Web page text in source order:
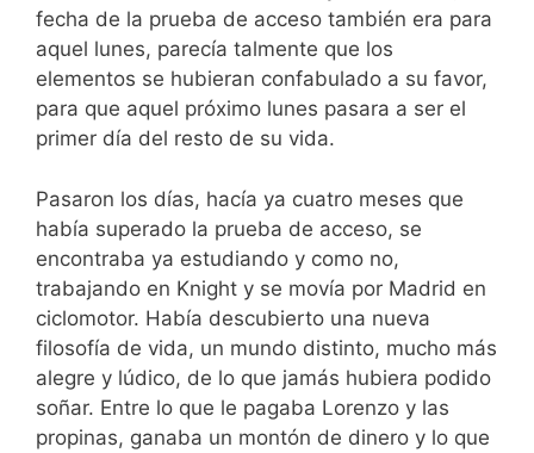
fecha de la prueba de acceso también era para
aquel lunes, parecía talmente que los
elementos se hubieran confabulado a su favor,
para que aquel próximo lunes pasara a ser el
primer día del resto de su vida.
Pasaron los días, hacía ya cuatro meses que
había superado la prueba de acceso, se
encontraba ya estudiando y como no,
trabajando en Knight y se movía por Madrid en
ciclomotor. Había descubierto una nueva
filosofía de vida, un mundo distinto, mucho más
alegre y lúdico, de lo que jamás hubiera podido
soñar. Entre lo que le pagaba Lorenzo y las
propinas, ganaba un montón de dinero y lo que